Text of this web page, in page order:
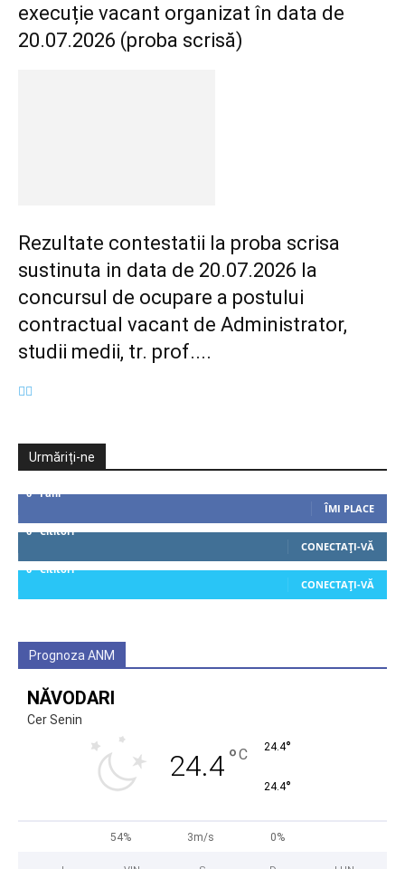
execuție vacant organizat în data de
20.07.2026 (proba scrisă)
Rezultate contestatii la proba scrisa
sustinuta in data de 20.07.2026 la
concursul de ocupare a postului
contractual vacant de Administrator,
studii medii, tr. prof....
Urmăriți-ne
0 Fani
ÎMI PLACE
0 Cititori
CONECTAȚI-VĂ
0 Cititori
CONECTAȚI-VĂ
Prognoza ANM
NĂVODARI
Cer Senin
24.4°C 24.4°
24.4°
54% 3m/s 0%